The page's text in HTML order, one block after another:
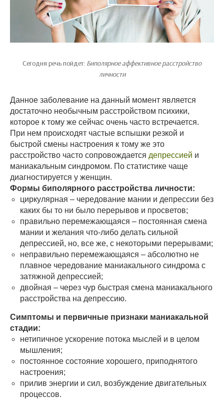
Сегодня речь пойдет: Биполярное аффективное расстройство
личности
Данное заболевание на данный момент является
достаточно необычным расстройством психики,
которое к тому же сейчас очень часто встречается.
При нем происходят частые вспышки резкой и
быстрой смены настроения к тому же это
расстройство часто сопровождается депрессией и
маниакальным синдромом. По статистике чаще
диагностируется у женщин.
Формы биполярного расстройства личности:
циркулярная – чередование мании и депрессии без
каких бы то ни было перерывов и просветов;
правильно перемежающаяся – постоянная смена
мании и желания что-либо делать сильной
депрессией, но, все же, с некоторыми перерывами;
неправильно перемежающаяся – абсолютно не
плавное чередование маниакального синдрома с
затяжной депрессией;
двойная – через чур быстрая смена маниакального
расстройства на депрессию.
Симптомы и первичные признаки маниакальной
стадии:
нетипичное ускорение потока мыслей и в целом
мышления;
постоянное состояние хорошего, приподнятого
настроения;
прилив энергии и сил, возбуждение двигательных
процессов.